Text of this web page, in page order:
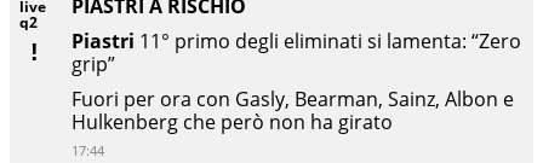
live
q2
PIASTRI A RISCHIO
Piastri 11° primo degli eliminati si lamenta: “Zero
grip”
Fuori per ora con Gasly, Bearman, Sainz, Albon e
Hulkenberg che però non ha girato
17:44